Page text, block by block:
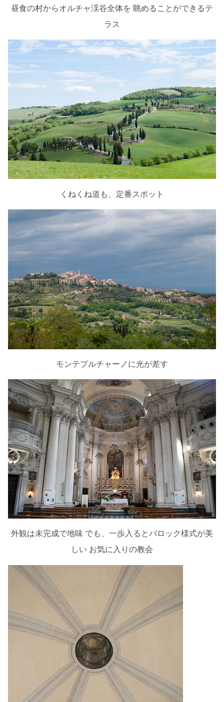
昼食の村からオルチャ渓谷全体を 眺めることができるテ
ラス
くねくね道も、定番スポット
モンテプルチャーノに光が差す
外観は未完成で地味 でも、一歩入るとバロック様式が美
しい お気に入りの教会